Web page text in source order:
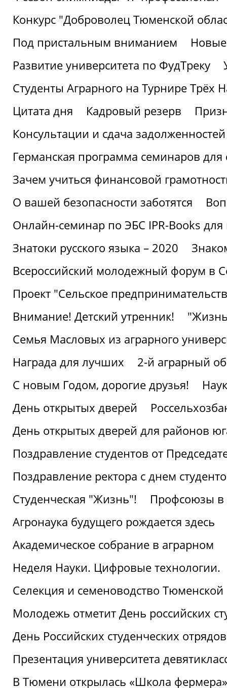
Конкурс "Доброволец Тюменской
Под пристальным вниманием
Развитие университета по ФудТреку
Студенты Аграрного на Турнире Трёх
Цитата дня
Кадровый резерв
Консультации и сдача
Германская программа семинаров для
Зачем учиться финансовой
О вашей безопасности заботятся
Онлайн-семинар по ЭБС IPR-Books для
Знатоки русского языка – 2020
Всероссийский молодежный форум в
Проект "Сельское
Внимание! Детский утренник!
Семья Масловых из аграрного
Награда для лучших
2-й аграрный
С новым Годом, дорогие друзья!
День открытых дверей
День открытых дверей для районов
Поздравление студентов от
Поздравление ректора с днем
Студенческая "Жизнь"!
Профсоюзы в
Агронаука будущего рождается здесь
Академическое собрание в аграрном
Неделя Науки. Цифровые технологии.
Селекция и семеноводство Тюменской
Молодежь отметит День российских
День Российских студенческих
Презентация университета
В Тюмени открылась «Школа фермера»